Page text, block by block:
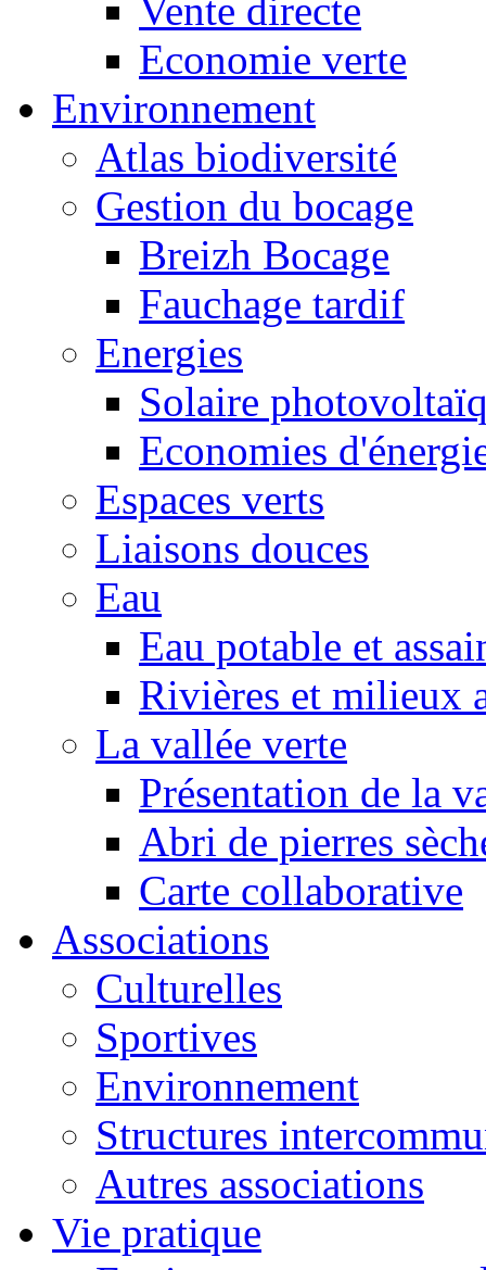
Vente directe
Economie verte
Environnement
Atlas biodiversité
Gestion du bocage
Breizh Bocage
Fauchage tardif
Energies
Solaire
Economies
Espaces verts
Liaisons douces
Eau
Eau potable et
Rivières et milieux
La vallée verte
Présentation de la
Abri de pierres
Carte collaborative
Associations
Culturelles
Sportives
Environnement
Structures
Autres associations
Vie pratique